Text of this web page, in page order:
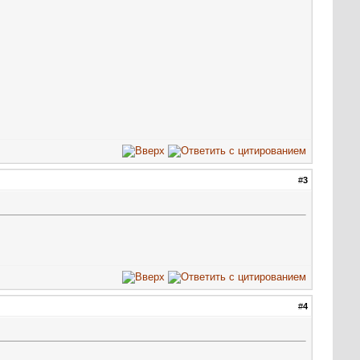
#3
#4